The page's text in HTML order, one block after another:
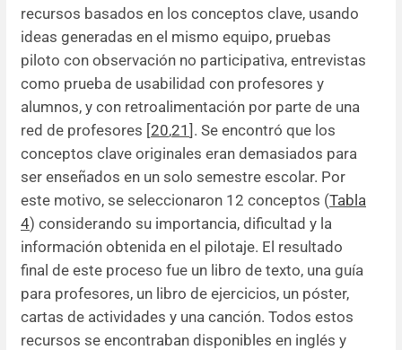
recursos basados en los conceptos clave, usando
ideas generadas en el mismo equipo, pruebas
piloto con observación no participativa, entrevistas
como prueba de usabilidad con profesores y
alumnos, y con retroalimentación por parte de una
red de profesores [20,21 ]. Se encontró que los
conceptos clave originales eran demasiados para
ser enseñados en un solo semestre escolar. Por
este motivo, se seleccionaron 12 conceptos (Tabla
4) considerando su importancia, dificultad y la
información obtenida en el pilotaje. El resultado
final de este proceso fue un libro de texto, una guía
para profesores, un libro de ejercicios, un póster,
cartas de actividades y una canción. Todos estos
recursos se encontraban disponibles en inglés y